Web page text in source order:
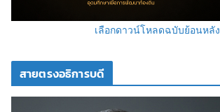
เลือกดาวน์โหลดฉบับย้อนหลัง
สายตรงอธิการบดี